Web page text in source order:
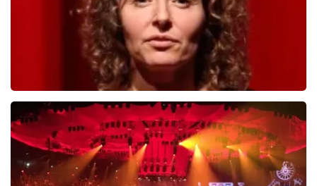
Esther van der Voort
654laatste 30 minuten
BESTEL NU